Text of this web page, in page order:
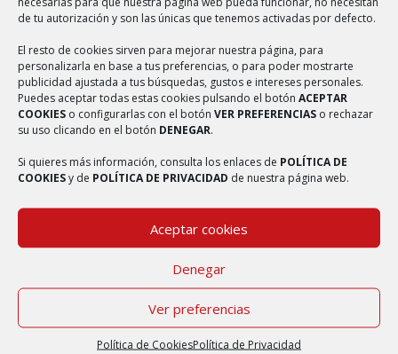
de tu autorización y son las únicas que tenemos activadas por defecto.
El resto de cookies sirven para mejorar nuestra página, para
personalizarla en base a tus preferencias, o para poder mostrarte
publicidad ajustada a tus búsquedas, gustos e intereses personales.
Puedes aceptar todas estas cookies pulsando el botón ACEPTAR
COOKIES o configurarlas con el botón VER PREFERENCIAS o rechazar
su uso clicando en el botón DENEGAR.
Si quieres más información, consulta los enlaces de POLÍTICA DE
COOKIESy de POLÍTICA DE PRIVACIDAD de nuestra página web.
Aceptar cookies
Denegar
Ver preferencias
Política de CookiesPolítica de Privacidad
ÚLTIMAS NOTICIAS
Sulfatado de calles
2 abril, 2020
Elaboración de Mascarillas
2 abril, 2020
Reforma del centro médico
Badén elevado en la carretera de Ambel
2 abril, 2020
Nueva web del municipio de Bulbuente
4 septiembre, 2017